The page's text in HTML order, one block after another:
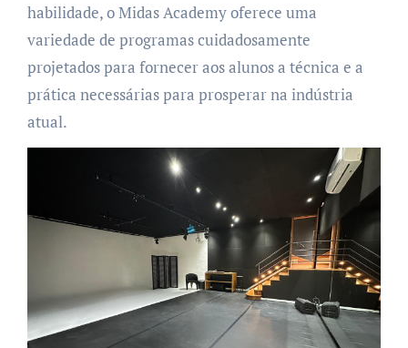
habilidade, o Midas Academy oferece uma
variedade de programas cuidadosamente
projetados para fornecer aos alunos a técnica e a
prática necessárias para prosperar na indústria
atual.